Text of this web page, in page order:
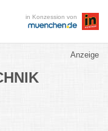
in Konzession von
Anzeige